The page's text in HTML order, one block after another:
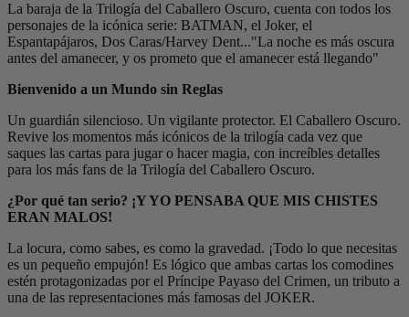
La baraja de la Trilogía del Caballero Oscuro, cuenta con todos los
personajes de la icónica serie: BATMAN, el Joker, el
Espantapájaros, Dos Caras/Harvey Dent..."La noche es más oscura
antes del amanecer, y os prometo que el amanecer está llegando"
Bienvenido a un Mundo sin Reglas
Un guardián silencioso. Un vigilante protector. El Caballero Oscuro.
Revive los momentos más icónicos de la trilogía cada vez que
saques las cartas para jugar o hacer magia, con increíbles detalles
para los más fans de la Trilogía del Caballero Oscuro.
¿Por qué tan serio? ¡Y YO PENSABA QUE MIS CHISTES
ERAN MALOS!
La locura, como sabes, es como la gravedad. ¡Todo lo que necesitas
es un pequeño empujón! Es lógico que ambas cartas los comodines
estén protagonizadas por el Príncipe Payaso del Crimen, un tributo a
una de las representaciones más famosas del JOKER.